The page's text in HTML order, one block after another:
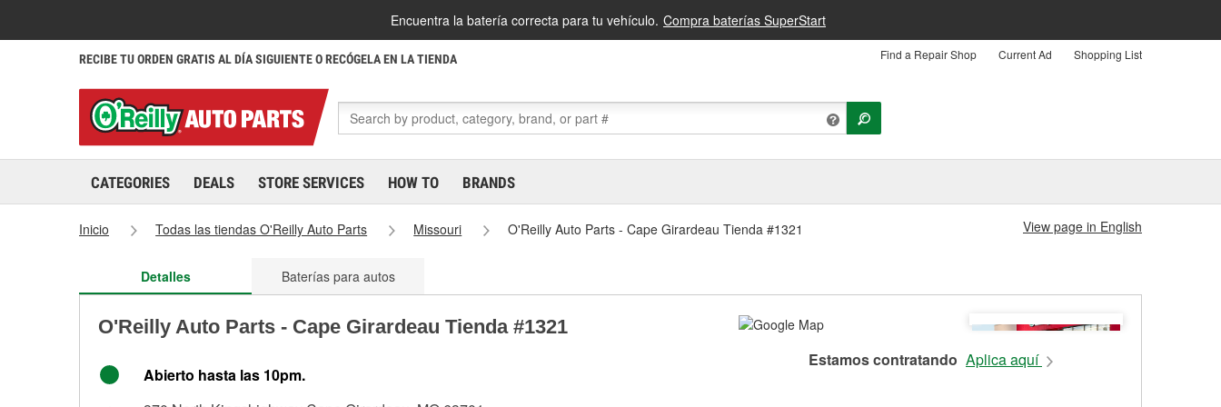
Encuentra la batería correcta para tu vehículo. Compra baterías SuperStart
RECIBE TU ORDEN GRATIS AL DÍA SIGUIENTE O RECÓGELA EN LA TIENDA Find a Repair Shop Current Ad Shopping List
CATEGORIES DEALS STORE SERVICES HOW TO BRANDS
Inicio Todas las tiendas O'Reilly Auto Parts Missouri O'Reilly Auto Parts - Cape Girardeau Tienda #1321 View page in English
Detalles Baterías para autos
O'Reilly Auto Parts - Cape Girardeau Tienda #1321
Abierto hasta las 10pm.
Estamos contratando Aplica aquí